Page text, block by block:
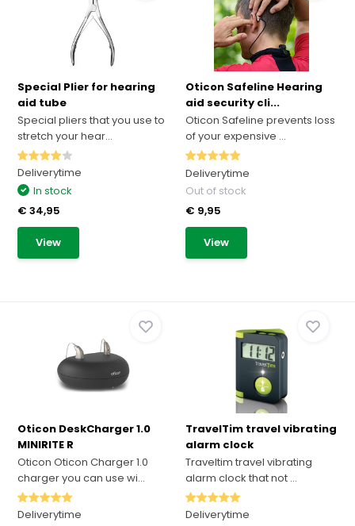
Special Plier for hearing
aid tube
Special pliers that you use to
stretch your hear...
Deliverytime
In stock
€ 34,95
View
Oticon Safeline Hearing
aid security cli...
Oticon Safeline prevents loss
of your expensive ...
Deliverytime
Out of stock
€ 9,95
View
Oticon DeskCharger 1.0
MINIRITE R
Oticon Oticon Charger 1.0
charger you can use wi...
Deliverytime
TravelTim travel vibrating
alarm clock
Traveltim travel vibrating
alarm clock that not ...
Deliverytime